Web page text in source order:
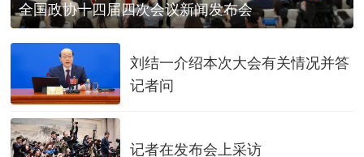
全国政协十四届四次会议新闻发布会
刘结一介绍本次大会有关情况并答
记者问
记者在发布会上采访